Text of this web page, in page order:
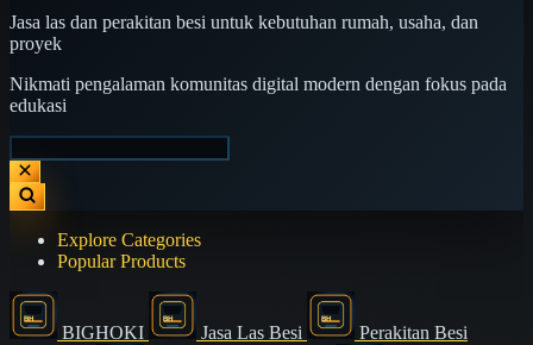
Jasa las dan perakitan besi untuk kebutuhan rumah, usaha, dan
proyek
Nikmati pengalaman komunitas digital modern dengan fokus pada
edukasi
Explore Categories
Popular Products
BIGHOKI Jasa Las Besi Perakitan Besi